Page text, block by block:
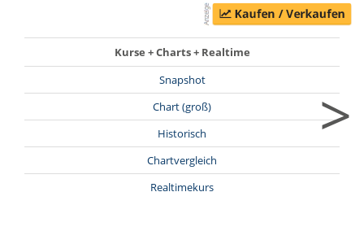
Kurse + Charts + Realtime
Snapshot
Chart (groß)
Historisch
Chartvergleich
Realtimekurs
>